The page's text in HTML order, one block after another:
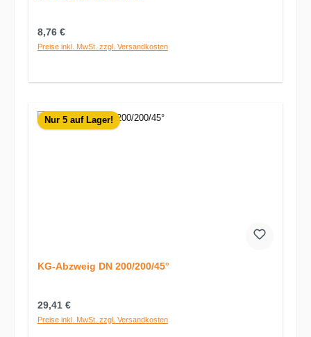
Regulärer Preis:
8,76 €
Preise inkl. MwSt. zzgl. Versandkosten
Nur 5 auf Lager!
KG-Abzweig DN 200/200/45°
Regulärer Preis:
29,41 €
Preise inkl. MwSt. zzgl. Versandkosten